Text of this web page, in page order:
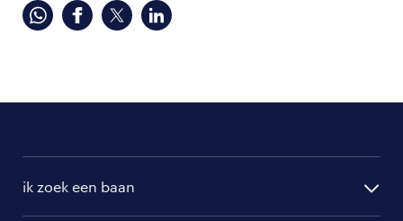
ik zoek een baan